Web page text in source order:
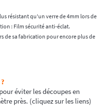
résistant qu'un verre de 4mm lors de
: Film sécurité anti-éclat.
de sa fabrication pour encore plus de
éviter les découpes en
près. (cliquez sur les liens)